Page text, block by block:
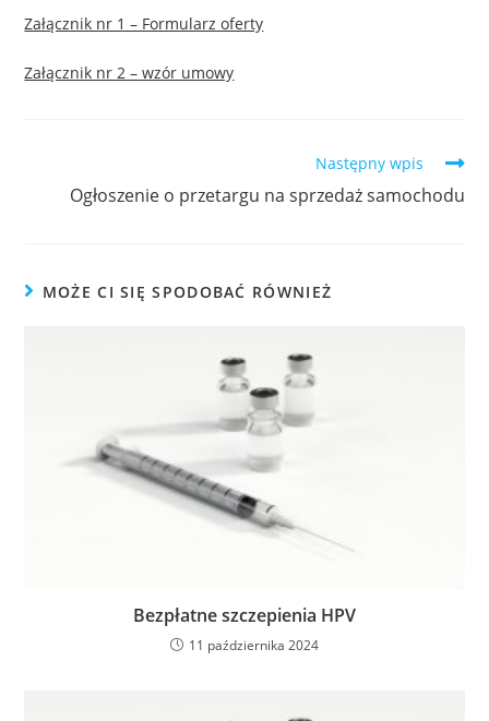
Załącznik nr 1 – Formularz oferty
Załącznik nr 2 – wzór umowy
Następny wpis
Ogłoszenie o przetargu na sprzedaż samochodu
MOŻE CI SIĘ SPODOBAĆ RÓWNIEŻ
Bezpłatne szczepienia HPV
11 października 2024